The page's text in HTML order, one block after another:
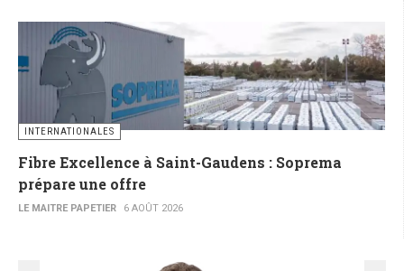
INTERNATIONALES
Fibre Excellence à Saint-Gaudens : Soprema
prépare une offre
LE MAITRE PAPETIER 6 AOÛT 2026